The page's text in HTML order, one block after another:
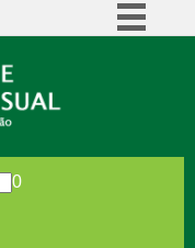
Comunica BR
à informação
Legislação
0